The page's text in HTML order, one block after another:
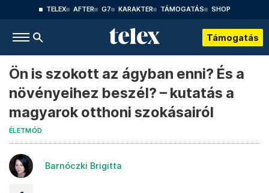
TELEX AFTER G7 KARAKTER TÁMOGATÁS SHOP
Támogatás
Ön is szokott az ágyban enni? És a
növényeihez beszél? – kutatás a
magyarok otthoni szokásairól
ÉLETMÓD
Barnóczki Brigitta